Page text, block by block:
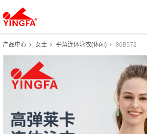
产品中心 女士 平角连体泳衣(休闲) 86B572